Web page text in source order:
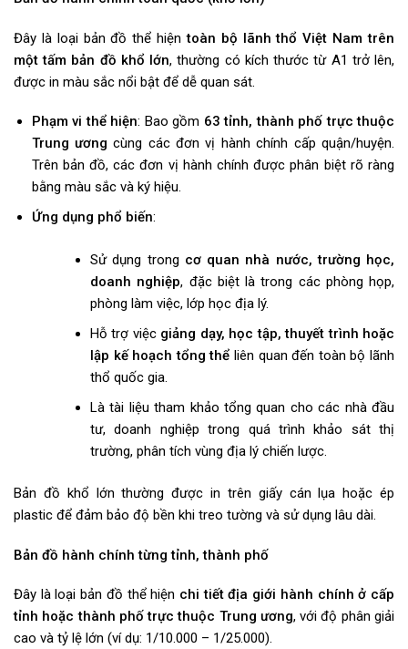
Đây là loại bản đồ thể hiệntoàn bộ lãnh thổ Việt Nam trên
một tấm bản đồ khổ lớn, thường có kích thước từ A1 trở lên,
được in màu sắc nổi bật để dễ quan sát.
Phạm vi thể hiện: Bao gồm 63 tỉnh, thành phố trực thuộc
Trung ương cùng các đơn vị hành chính cấp quận/huyện.
Trên bản đồ, các đơn vị hành chính được phân biệt rõ ràng
bằng màu sắc và ký hiệu.
Ứng dụng phổ biến:
Sử dụng trong cơ quan nhà nước, trường học,
doanh nghiệp, đặc biệt là trong các phòng họp,
phòng làm việc, lớp học địa lý.
Hỗ trợ việc giảng dạy, học tập, thuyết trình hoặc
lập kế hoạch tổng thể liên quan đến toàn bộ lãnh
thổ quốc gia.
Là tài liệu tham khảo tổng quan cho các nhà đầu
tư, doanh nghiệp trong quá trình khảo sát thị
trường, phân tích vùng địa lý chiến lược.
Bản đồ khổ lớn thường được in trên giấy cán lụa hoặc ép
plastic để đảm bảo độ bền khi treo tường và sử dụng lâu dài.
Bản đồ hành chính từng tỉnh, thành phố
Đây là loại bản đồ thể hiện chi tiết địa giới hành chính ở cấp
tỉnh hoặc thành phố trực thuộc Trung ương, với độ phân giải
cao và tỷ lệ lớn (ví dụ: 1/10.000 – 1/25.000).